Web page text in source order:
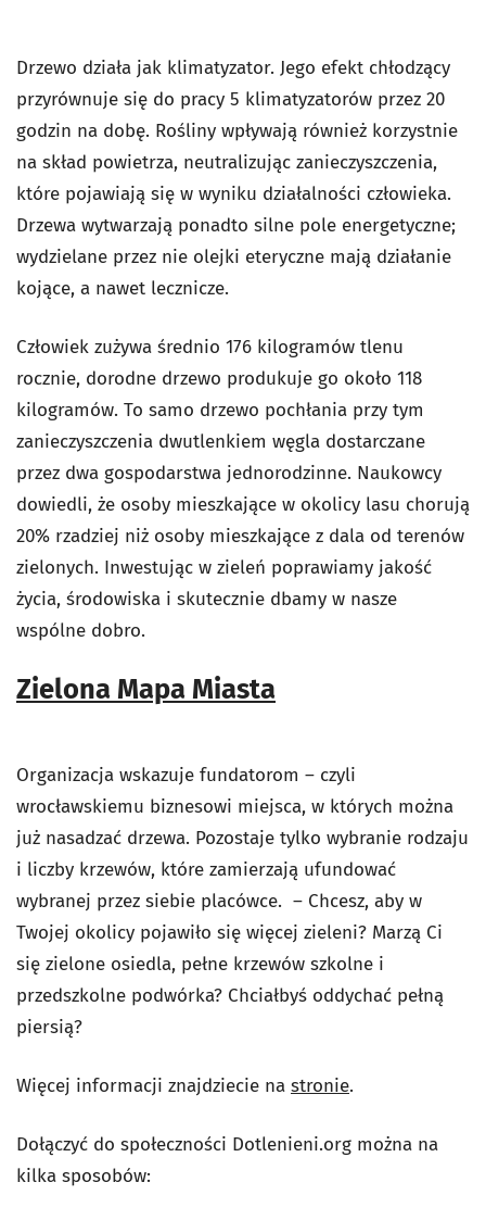
Drzewo działa jak klimatyzator. Jego efekt chłodzący
przyrównuje się do pracy 5 klimatyzatorów przez 20
godzin na dobę. Rośliny wpływają również korzystnie
na skład powietrza, neutralizując zanieczyszczenia,
które pojawiają się w wyniku działalności człowieka.
Drzewa wytwarzają ponadto silne pole energetyczne;
wydzielane przez nie olejki eteryczne mają działanie
kojące, a nawet lecznicze.
Człowiek zużywa średnio 176 kilogramów tlenu
rocznie, dorodne drzewo produkuje go około 118
kilogramów. To samo drzewo pochłania przy tym
zanieczyszczenia dwutlenkiem węgla dostarczane
przez dwa gospodarstwa jednorodzinne. Naukowcy
dowiedli, że osoby mieszkające w okolicy lasu chorują
20% rzadziej niż osoby mieszkające z dala od terenów
zielonych. Inwestując w zieleń poprawiamy jakość
życia, środowiska i skutecznie dbamy w nasze
wspólne dobro.
Zielona Mapa Miasta
Organizacja wskazuje fundatorom – czyli
wrocławskiemu biznesowi miejsca, w których można
już nasadzać drzewa. Pozostaje tylko wybranie rodzaju
i liczby krzewów, które zamierzają ufundować
wybranej przez siebie placówce. – Chcesz, aby w
Twojej okolicy pojawiło się więcej zieleni? Marzą Ci
się zielone osiedla, pełne krzewów szkolne i
przedszkolne podwórka? Chciałbyś oddychać pełną
piersią?
Więcej informacji znajdziecie na stronie.
Dołączyć do społeczności Dotlenieni.org można na
kilka sposobów: